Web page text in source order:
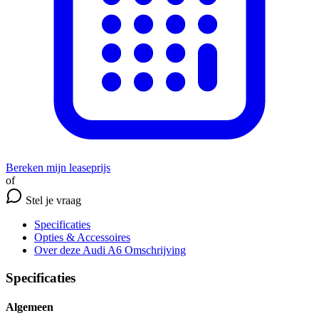
Bereken mijn leaseprijs
of
Stel je vraag
Specificaties
Opties & Accessoires
Over deze Audi A6 Omschrijving
Specificaties
Algemeen